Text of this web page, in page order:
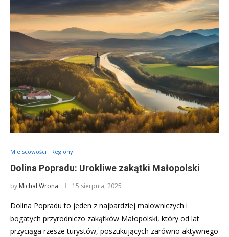
Miejscowości i Regiony
Dolina Popradu: Urokliwe zakątki Małopolski
by Michał Wrona 15 sierpnia, 2025
Dolina Popradu to jeden z najbardziej malowniczych i
bogatych przyrodniczo zakątków Małopolski, który od lat
przyciąga rzesze turystów, poszukujących zarówno aktywnego